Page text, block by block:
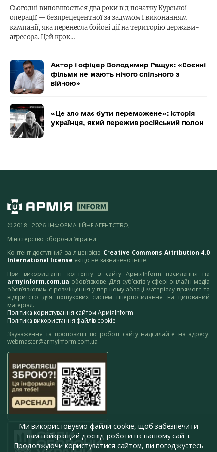
Сьогодні виповнюється два роки від початку Курської
операції — безпрецедентної за задумом і виконанням
кампанії, яка перенесла бойові дії на територію держави-
агресора. Цей крок…
Актор і офіцер Володимир Ращук: «Воєнні
фільми не мають нічого спільного з
війною»
«Це зло має бути переможене»: історія
українця, який пережив російський полон
© 2018 - 2026, ІНФОРМАЦІЙНЕ АГЕНТСТВО,
Міністерство оборони України
Контент доступний за ліцензією Creative Commons Attribution 4.0
International license якщо не зазначено інше.
При використанні контенту з сайту АрміяInform посилання на
armyinform.com.ua обов’язкове. Для суб’єктів у сфері онлайн-медіа
обов’язковим є розміщення у першому абзаці матеріалу прямого та
відкритого для пошукових систем гіперпосилання на цитований
матеріал.
Політика користування сайтом АрміяInform
Політика використання файлів cookie
Зауваження та пропозиції по роботі сайту надсилайте на адресу:
webmaster@armyinform.com.ua
Ми використовуємо файли cookie, щоб забезпечити
вам найкращий досвід роботи на нашому сайті.
Продовжуючи користуватися сайтом, ви погоджуєтесь